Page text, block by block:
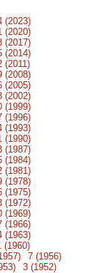
(2023)
(2020)
(2017)
(2014)
(2011)
(2008)
(2005)
(2002)
(1999)
(1996)
(1993)
(1990)
(1987)
(1984)
(1981)
(1978)
(1975)
(1972)
(1969)
(1966)
(1963)
(1960)
7 (1956)
3 (1952)